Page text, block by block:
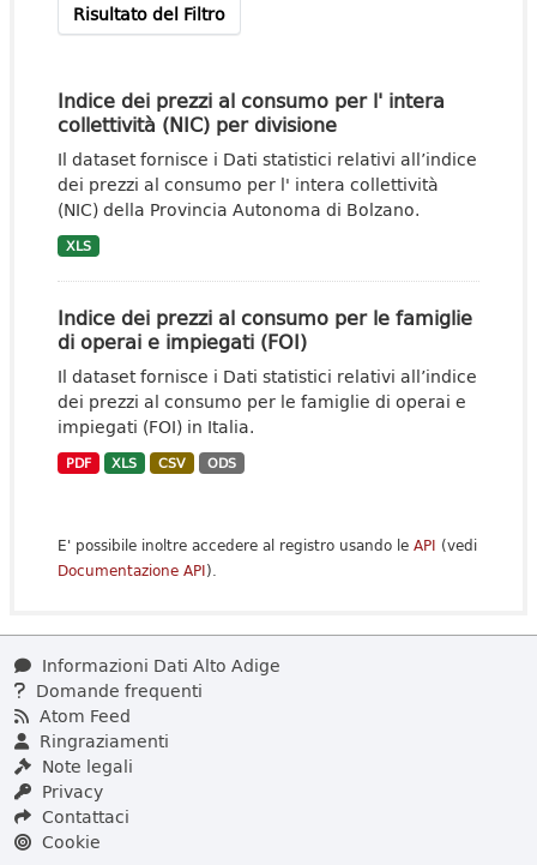
Risultato del Filtro
Indice dei prezzi al consumo per l' intera
collettività (NIC) per divisione
Il dataset fornisce i Dati statistici relativi all’indice
dei prezzi al consumo per l' intera collettività
(NIC) della Provincia Autonoma di Bolzano.
XLS
Indice dei prezzi al consumo per le famiglie
di operai e impiegati (FOI)
Il dataset fornisce i Dati statistici relativi all’indice
dei prezzi al consumo per le famiglie di operai e
impiegati (FOI) in Italia.
PDF XLS CSV ODS
E' possibile inoltre accedere al registro usando le API (vedi
Documentazione API).
Informazioni Dati Alto Adige
Domande frequenti
Atom Feed
Ringraziamenti
Note legali
Privacy
Contattaci
Cookie